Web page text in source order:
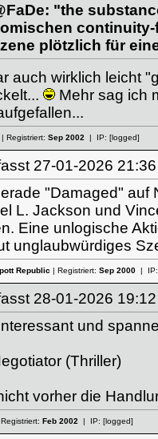
"the
continuity-
plötzlich für
auch wirklich leicht
Mehr sag ich
Registriert: Sep 2002| IP: [logged]
27-01-2026
"Damaged" auf
L. Jackson und
Eine unlogische
unglaubwürdiges
Republic | Registriert: Sep 2000|
28-01-2026
und
(Thriller)
vorher die
Feb 2002| IP: [logged]